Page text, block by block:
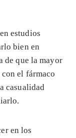
estudios
bien en
de que la mayor
el fármaco
casualidad
en los